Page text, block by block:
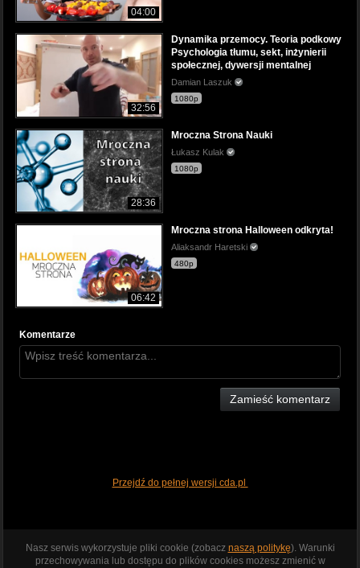
04:00
32:56
Dynamika przemocy. Teoria podkowy
Psychologia tłumu, sekt, inżynierii
społecznej, dywersji mentalnej
Damian Laszuk
1080p
28:36
Mroczna Strona Nauki
Łukasz Kulak
1080p
06:42
Mroczna strona Halloween odkryta!
Aliaksandr Haretski
480p
Komentarze
Zamieść komentarz
Przejdź do pełnej wersji cda.pl
Nasz serwis wykorzystuje pliki cookie (zobacz naszą politykę). Warunki
przechowywania lub dostępu do plików cookies możesz zmienić w